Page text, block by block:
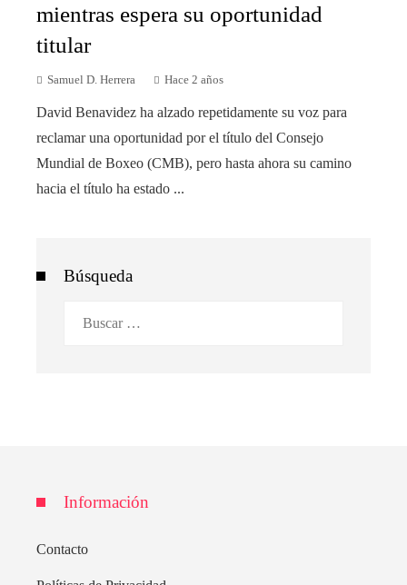
mientras espera su oportunidad
titular
Samuel D. Herrera Hace 2 años
David Benavidez ha alzado repetidamente su voz para
reclamar una oportunidad por el título del Consejo
Mundial de Boxeo (CMB), pero hasta ahora su camino
hacia el título ha estado ...
Búsqueda
Información
Contacto